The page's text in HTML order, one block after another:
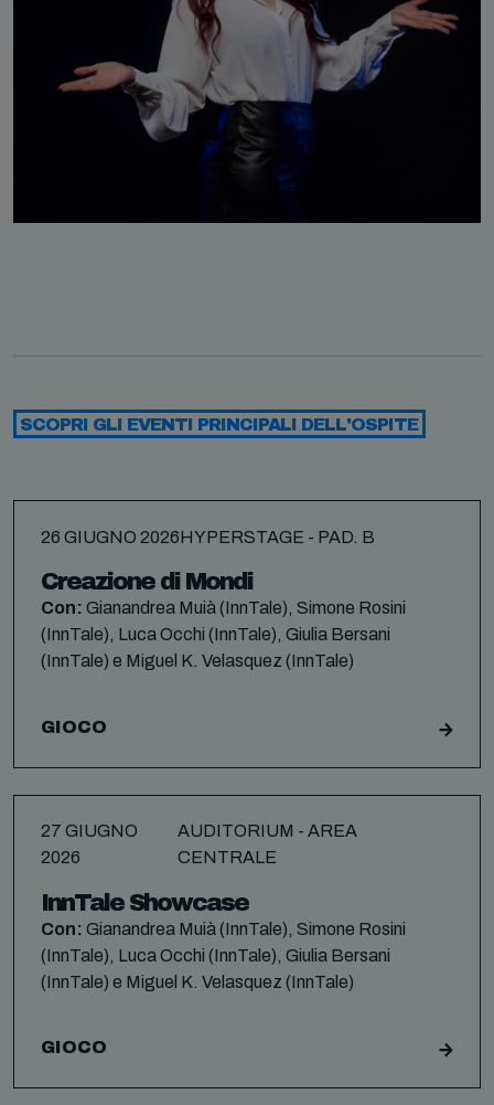
SCOPRI GLI EVENTI PRINCIPALI DELL'OSPITE
26 GIUGNO 2026HYPERSTAGE - PAD. B
Creazione di Mondi
Con: Gianandrea Muià (InnTale), Simone Rosini
(InnTale), Luca Occhi (InnTale), Giulia Bersani
(InnTale) e Miguel K. Velasquez (InnTale)
GIOCO
27 GIUGNO
2026
AUDITORIUM - AREA
CENTRALE
InnTale Showcase
Con: Gianandrea Muià (InnTale), Simone Rosini
(InnTale), Luca Occhi (InnTale), Giulia Bersani
(InnTale) e Miguel K. Velasquez (InnTale)
GIOCO